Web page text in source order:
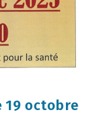
19 octobre